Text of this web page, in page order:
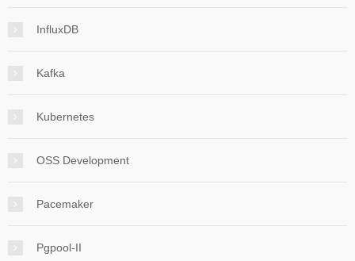
InfluxDB
Kafka
Kubernetes
OSS Development
Pacemaker
Pgpool-II